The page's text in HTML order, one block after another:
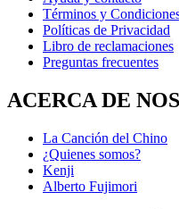
Términos y
Políticas de Privacidad
Libro de reclamaciones
Preguntas frecuentes
ACERCA DE
La Canción del Chino
¿Quienes somos?
Kenji
Alberto Fujimori